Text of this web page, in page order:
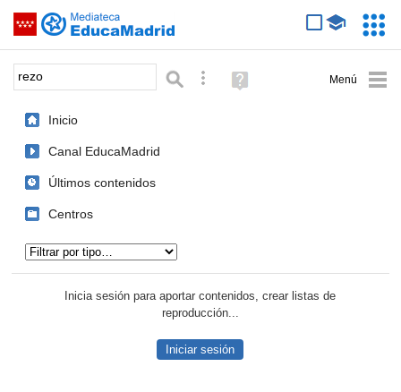
Saltar navegación
Palabra o frase: Búsqueda avanzada
Ayuda
(en
Inicio
Canal EducaMadrid
Últimos contenidos
Centros
Inicia sesión para aportar contenidos, crear listas de
reproducción...
Iniciar sesión